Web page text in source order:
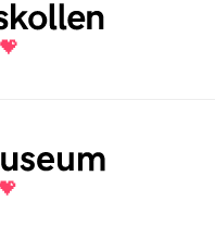
oberoende
drivs av
och kureras